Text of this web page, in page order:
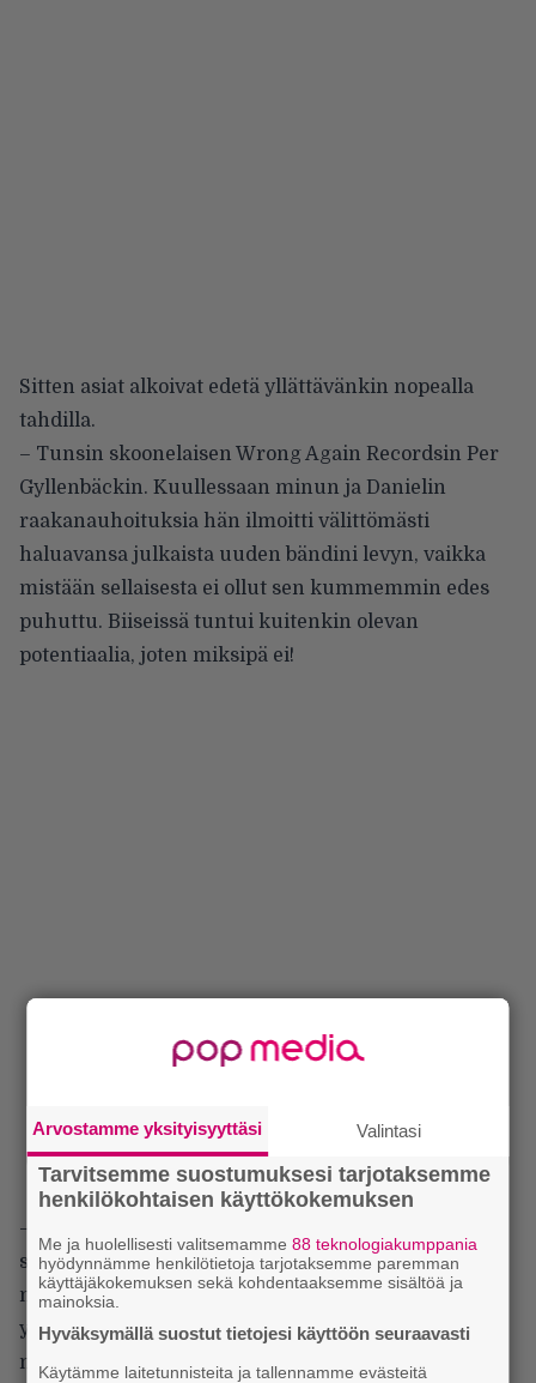
Sitten asiat alkoivat edetä yllättävänkin nopealla
tahdilla.
– Tunsin skoonelaisen Wrong Again Recordsin Per
Gyllenbäckin. Kuullessaan minun ja Danielin
raakanauhoituksia hän ilmoitti välittömästi
haluavansa julkaista uuden bändini levyn, vaikka
mistään sellaisesta ei ollut sen kummemmin edes
puhuttu. Biiseissä tuntui kuitenkin olevan
potentiaalia, joten miksipä ei!
– Seuraavaksi mietin, että Arch Enemy -nimen
saanut projekti voisi tehdä yhden albumin ja ehkä
muutaman keikan – ainakin jos saan kasattua
ympärilleni järkevän kokoonpanon. Kun pohdin
mahdollisia muusikoita, mieleeni tuli
Arvostamme yksityisyyttäsi Valintasi
Tarvitsemme suostumuksesi tarjotaksemme
henkilökohtaisen käyttökokemuksen
Me ja huolellisesti valitsemamme88 teknologiakumppania
hyödynnämme henkilötietoja tarjotaksemme paremman
käyttäjäkokemuksen sekä kohdentaaksemme sisältöä ja
mainoksia.
Hyväksymällä suostut tietojesi käyttöön seuraavasti
Käytämme laitetunnisteita ja tallennamme evästeitä